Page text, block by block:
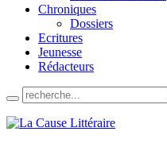
Chroniques
Dossiers
Ecritures
Jeunesse
Rédacteurs